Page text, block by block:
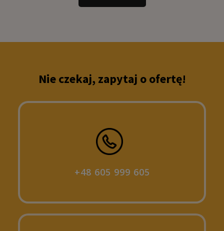
Nie czekaj, zapytaj o ofertę!
+48 605 999 605